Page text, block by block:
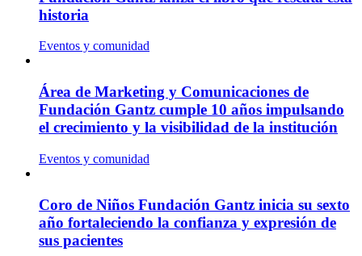
historia
Eventos y comunidad
Área de Marketing y Comunicaciones de
Fundación Gantz cumple 10 años impulsando
el crecimiento y la visibilidad de la institución
Eventos y comunidad
Coro de Niños Fundación Gantz inicia su sexto
año fortaleciendo la confianza y expresión de
sus pacientes